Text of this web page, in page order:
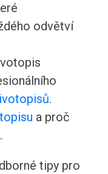
odvětví
.
a proč
tipy pro